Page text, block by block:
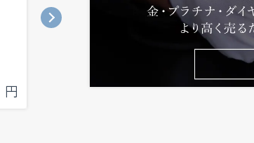
円
シードゥエラー ディープシー …
1,300,000